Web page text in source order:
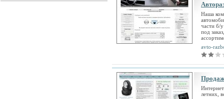
Наша
части б/
под
avto-
летних,